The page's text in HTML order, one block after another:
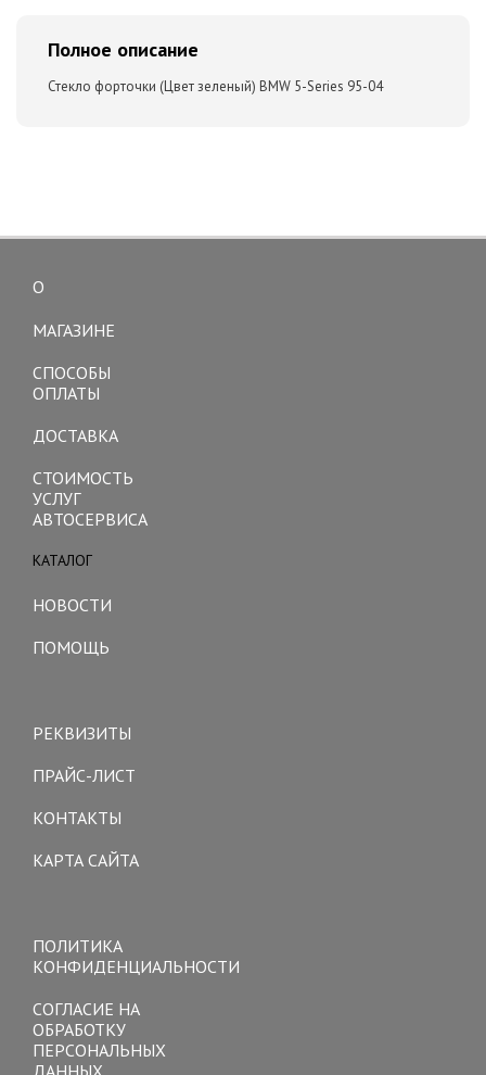
Полное описание
Стекло форточки (Цвет зеленый) BMW 5-Series 95-04
О
МАГАЗИНЕ
СПОСОБЫ
ОПЛАТЫ
ДОСТАВКА
СТОИМОСТЬ
УСЛУГ
АВТОСЕРВИСА
КАТАЛОГ
НОВОСТИ
ПОМОЩЬ
РЕКВИЗИТЫ
ПРАЙС-ЛИСТ
КОНТАКТЫ
КАРТА САЙТА
ПОЛИТИКА
КОНФИДЕНЦИАЛЬНОСТИ
СОГЛАСИЕ НА
ОБРАБОТКУ
ПЕРСОНАЛЬНЫХ
ДАННЫХ